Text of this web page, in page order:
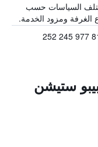
السياسات حسب
الغرفة ومزود الخدمة.
ستيشن